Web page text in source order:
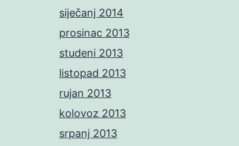
siječanj 2014
prosinac 2013
studeni 2013
listopad 2013
rujan 2013
kolovoz 2013
srpanj 2013